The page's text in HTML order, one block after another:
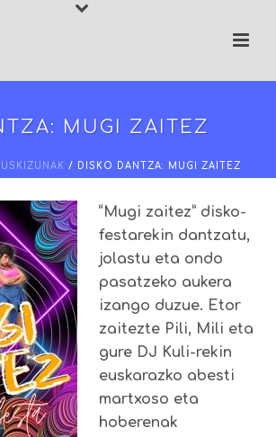
MUGI ZAITEZ
/ DISKO DANTZA: MUGI ZAITEZ
“Mugi zaitez” disko-
festarekin dantzatu,
jolastu eta ondo
pasatzeko aukera
izango duzue. Etor
zaitezte Pili, Mili eta
gure DJ Kuli-rekin
euskarazko abesti
martxoso eta
hoberenak